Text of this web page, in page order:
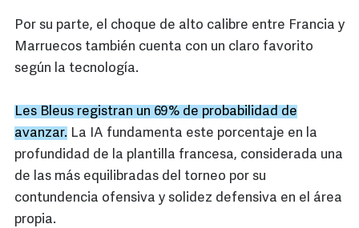
Por su parte, el choque de alto calibre entre Francia y
Marruecos también cuenta con un claro favorito
según la tecnología.
Les Bleus registran un 69% de probabilidad de
avanzar. La IA fundamenta este porcentaje en la
profundidad de la plantilla francesa, considerada una
de las más equilibradas del torneo por su
contundencia ofensiva y solidez defensiva en el área
propia.